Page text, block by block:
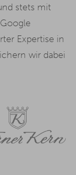
stets mit
Expertise in
wir dabei